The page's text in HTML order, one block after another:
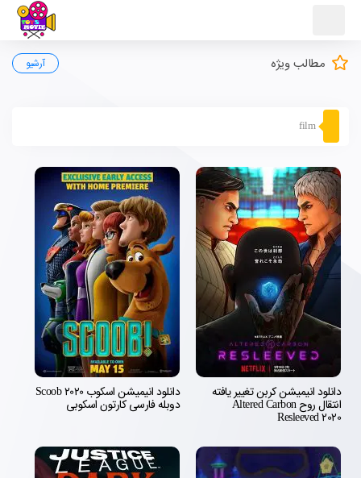
مطالب ویژه آرشیو
film
دانلود انیمیشن کربن تغییر یافته
انتقال روح Altered Carbon
Resleeved 2020
دانلود انیمیشن اسکوب Scoob 2020
دوبله فارسی کارتون اسکوبی